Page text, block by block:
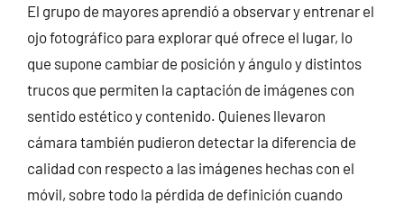
El grupo de mayores aprendió a observar y entrenar el
ojo fotográfico para explorar qué ofrece el lugar, lo
que supone cambiar de posición y ángulo y distintos
trucos que permiten la captación de imágenes con
sentido estético y contenido. Quienes llevaron
cámara también pudieron detectar la diferencia de
calidad con respecto a las imágenes hechas con el
móvil, sobre todo la pérdida de definición cuando